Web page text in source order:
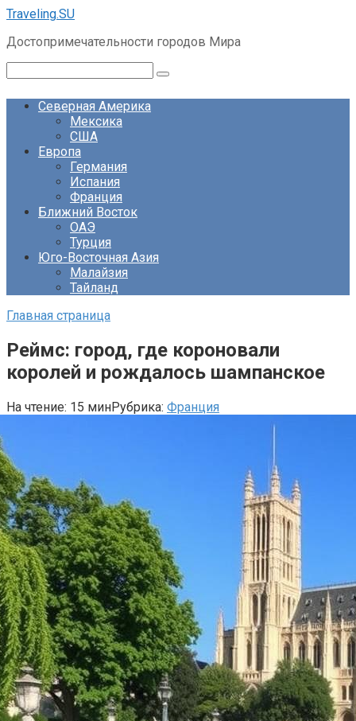
Перейти
контенту
Traveling.SU
Достопримечательности городов Мира
Северная Америка
Мексика
США
Европа
Германия
Испания
Франция
Ближний Восток
ОАЭ
Турция
Юго-Восточная Азия
Малайзия
Тайланд
Главная страница
Реймс: город, где короновали
королей и рождалось шампанское
На чтение: 15 минРубрика: Франция